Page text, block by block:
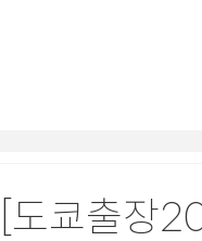
[도쿄출장